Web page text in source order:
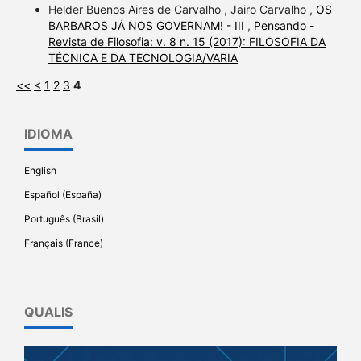
Helder Buenos Aires de Carvalho , Jairo Carvalho , OS
BARBAROS JÁ NOS GOVERNAM! - III , Pensando -
Revista de Filosofia: v. 8 n. 15 (2017): FILOSOFIA DA
TÉCNICA E DA TECNOLOGIA/VARIA
<< < 1 2 3 4
IDIOMA
English
Español (España)
Português (Brasil)
Français (France)
QUALIS